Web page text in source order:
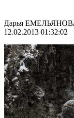
Дарья
12.02.2013 01:32:02